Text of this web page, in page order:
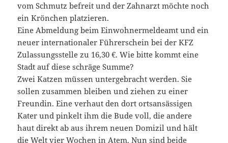
vom Schmutz befreit und der Zahnarzt möchte noch
ein Krönchen platzieren.
Eine Abmeldung beim Einwohnermeldeamt und ein
neuer internationaler Führerschein bei der KFZ
Zulassungsstelle zu 16,30 €. Wie bitte kommt eine
Stadt auf diese schräge Summe?
Zwei Katzen müssen untergebracht werden. Sie
sollen zusammen bleiben und ziehen zu einer
Freundin. Eine verhaut den dort ortsansässigen
Kater und pinkelt ihm die Bude voll, die andere
haut direkt ab aus ihrem neuen Domizil und hält
die Welt vier Wochen in Atem. Nun sind beide